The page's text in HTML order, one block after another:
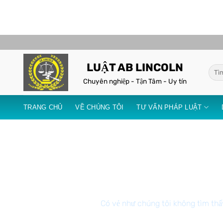
LUẬT AB LINCOLN
Chuyên nghiệp - Tận Tâm - Uy tín
TRANG CHỦ VỀ CHÚNG TÔI TƯ VẤN PHÁP LUẬT
Có vẻ như chúng tôi không tìm